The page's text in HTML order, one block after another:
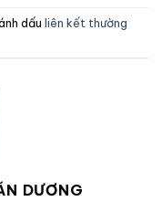
dấu liên kết thường
DƯƠNG